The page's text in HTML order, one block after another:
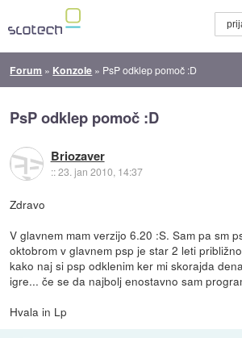
Forum » Konzole » PsP odklep pomoč :D
PsP odklep pomoč :D
Briozaver
::23. jan 2010, 14:37
Zdravo
V glavnem mam verzijo 6.20 :S. Sam pa sm
oktobrom v glavnem psp je star 2 leti
kako naj si psp odklenim ker mi skorajda
igre... če se da najbolj enostavno sam
Hvala in Lp